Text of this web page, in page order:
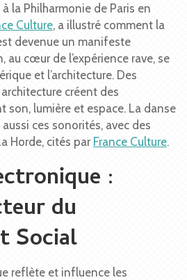
la Philharmonie de Paris en
Culture, a illustré comment la
devenue un manifeste
au cœur de l’expérience rave, se
et l’architecture. Des
créent des
lumière et espace. La danse
ces sonorités, avec des
Horde, cités par France Culture.
:
du
Social
reflète et influence les